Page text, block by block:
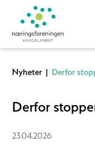
Nyheter | Derfor
Derfor
23.04.2026